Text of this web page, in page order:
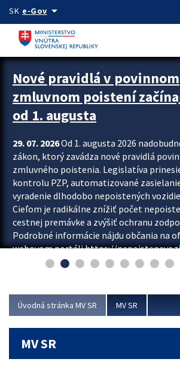
Preskocit na hlavný obsah
SK e-Govarrow_drop_down
Zastavit automatický posun upútavok
Nové pravidlá v povinnom
zmluvnom poistení
od 1. augusta
29. 07. 2026Od 1. augusta 2026
zákon, ktorý zavádza nové pravidlá
zmluvného poistenia. Legislatíva
kontrolu PZP, automatizované
vyradenie dlhodobo nepoistených
Cieľom je radikálne znížiť počet
cestnej premávke a zvýšiť ochranu
Podrobné informácie nájdu občania na
webovom portáli https://
ktorom od augusta pribudne aj možnosť
Úvodná stránka MV SR MV SR
MV SR